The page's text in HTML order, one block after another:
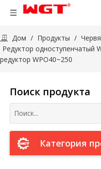
Дом / Продукты /
Редуктор одноступенчатый
редуктор WPO40~250
Поиск продукта
Категория